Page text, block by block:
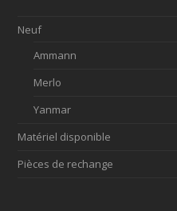
Neuf
Ammann
Merlo
Yanmar
Matériel disponible
Pièces de rechange